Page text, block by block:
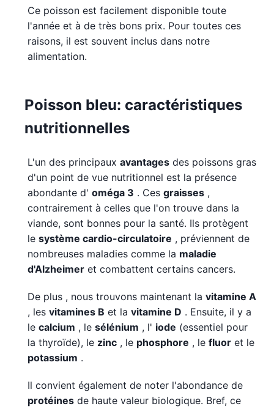
Ce poisson est facilement disponible toute
l'année et à de très bons prix. Pour toutes ces
raisons, il est souvent inclus dans notre
alimentation.
Poisson bleu: caractéristiques
nutritionnelles
L'un des principaux avantages des poissons gras
d'un point de vue nutritionnel est la présence
abondante d' oméga 3 . Ces graisses ,
contrairement à celles que l'on trouve dans la
viande, sont bonnes pour la santé. Ils protègent
le système cardio-circulatoire , préviennent de
nombreuses maladies comme la maladie
d'Alzheimer et combattent certains cancers.
De plus , nous trouvons maintenant la vitamine A
, les vitamines B et la vitamine D . Ensuite, il y a
le calcium , le sélénium , l' iode (essentiel pour
la thyroïde), le zinc , le phosphore , le fluor et le
potassium .
Il convient également de noter l'abondance de
protéines de haute valeur biologique. Bref, ce